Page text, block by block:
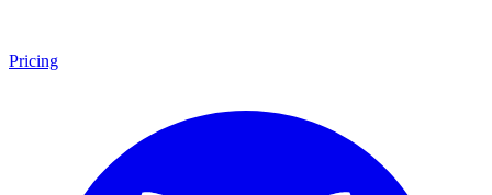
Pricing